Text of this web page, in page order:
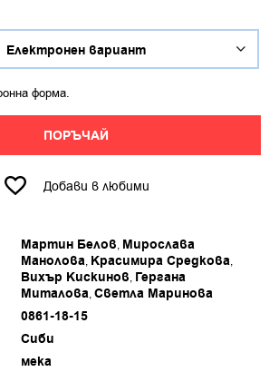
Мартин Белов Мирослава
Манолова Красимира Средкова
Вихър Кискинов Гергана
Миталова Светла Маринова
0861-18-15
Сиби
мека
форма.
ПОРЪЧАЙ
Добави в любими